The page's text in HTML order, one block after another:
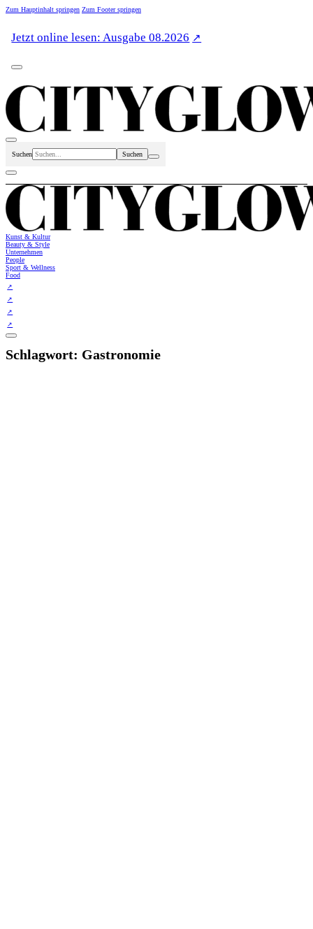
Zum Hauptinhalt springen Zum Footer springen
Jetzt online lesen: Ausgabe 08.2026
Suchen
Kunst & Kultur
Beauty & Style
Unternehmen
People
Sport & Wellness
Food
Schlagwort: Gastronomie